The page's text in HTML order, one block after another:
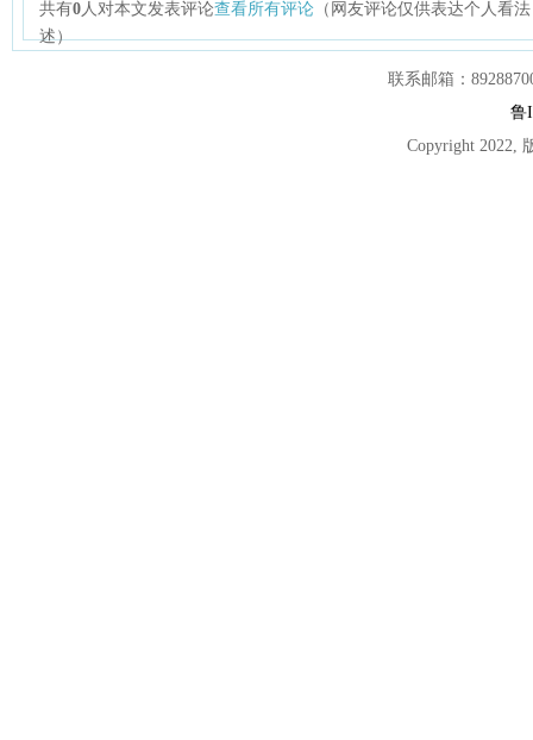
共有0人对本文发表评论查看所有评论 （网友评论仅供表达个人看
述）
联系邮箱：
鲁
Copyright 2022,